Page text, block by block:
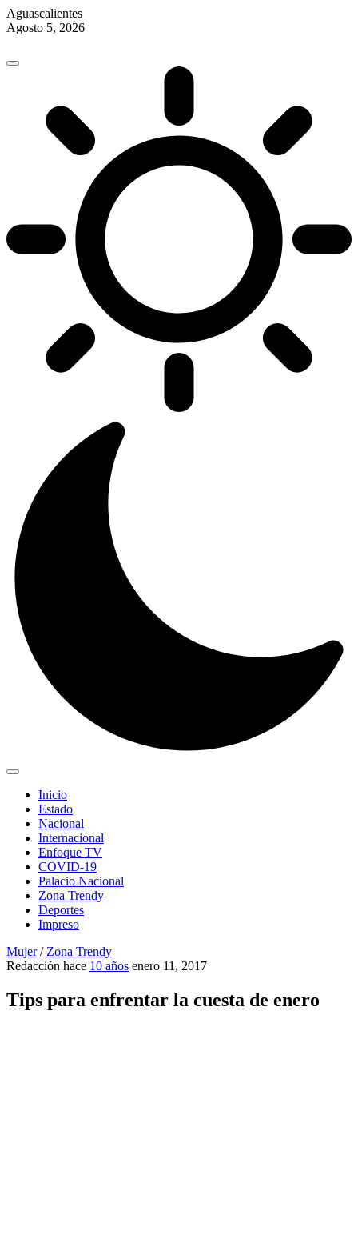
Aguascalientes
Agosto 5, 2026
content
Inicio
Estado
Nacional
Internacional
Enfoque TV
COVID-19
Palacio Nacional
Zona Trendy
Deportes
Impreso
Mujer/Zona Trendy
Redacción hace 10 años enero 11, 2017
Tips para enfrentar la cuesta de enero